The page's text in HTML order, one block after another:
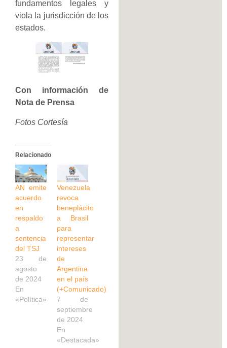
fundamentos legales y
viola la jurisdicción de los
estados.
Con información de
Nota de Prensa
Fotos Cortesía
Relacionado
AN emite
acuerdo
en
respaldo
a
sentencia
del TSJ
23 de
agosto
de 2024
En
«Política»
Venezuela
revoca
beneplácito
a Brasil
para
representar
intereses
de
Argentina
en el país
(+Comunicado)
7 de
septiembre
de 2024
En
«Destacada»